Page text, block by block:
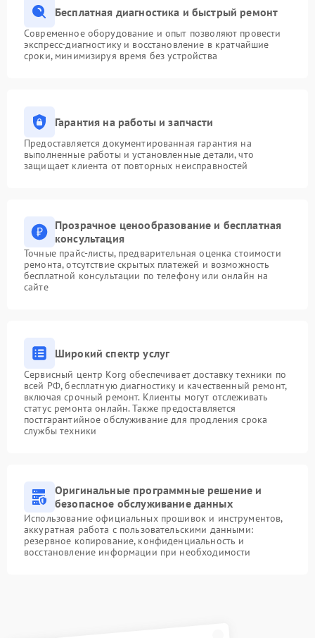
Бесплатная диагностика и быстрый ремонт
Современное оборудование и опыт позволяют провести
экспресс-диагностику и восстановление в кратчайшие
сроки, минимизируя время без устройства
Гарантия на работы и запчасти
Предоставляется документированная гарантия на
выполненные работы и установленные детали, что
защищает клиента от повторных неисправностей
Прозрачное ценообразование и бесплатная
консультация
Точные прайс-листы, предварительная оценка стоимости
ремонта, отсутствие скрытых платежей и возможность
бесплатной консультации по телефону или онлайн на
сайте
Широкий спектр услуг
Сервисный центр Korg обеспечивает доставку техники по
всей РФ, бесплатную диагностику и качественный ремонт,
включая срочный ремонт. Клиенты могут отслеживать
статус ремонта онлайн. Также предоставляется
постгарантийное обслуживание для продления срока
службы техники
Оригинальные программные решение и
безопасное обслуживание данных
Использование официальных прошивок и инструментов,
аккуратная работа с пользовательскими данными:
резервное копирование, конфиденциальность и
восстановление информации при необходимости